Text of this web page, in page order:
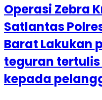
Operasi Zebra
Satlantas
Barat Lakukan
teguran
kepada